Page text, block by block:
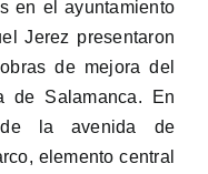
en el ayuntamiento
Jerez presentaron
de mejora del
de Salamanca. En
la avenida de
elemento central